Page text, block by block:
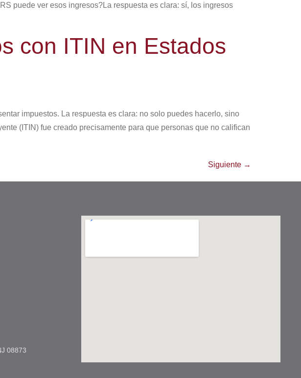
puede ver esos ingresos?La respuesta es clara: sí, los ingresos
con ITIN en Estados
impuestos. La respuesta es clara: no solo puedes hacerlo, sino
(ITIN) fue creado precisamente para que personas que no califican
Siguiente →
08873